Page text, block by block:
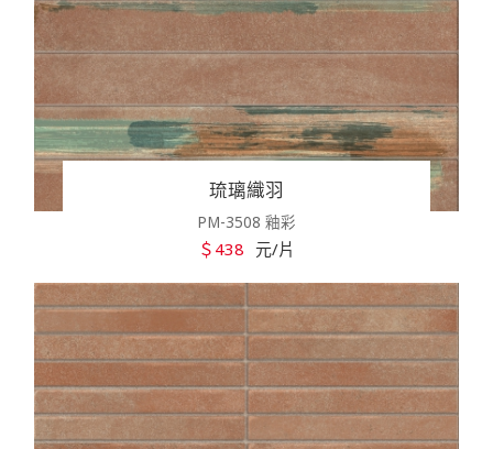
琉璃織羽
PM-3508 釉彩
＄438 元/片